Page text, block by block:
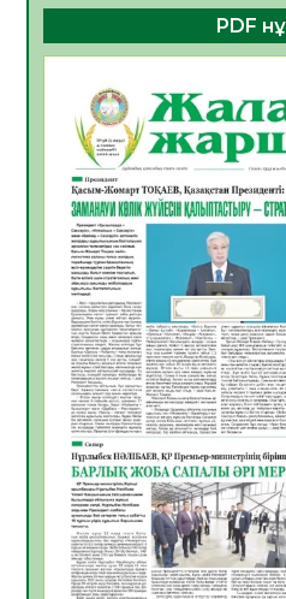
10.08.2026
Мемлекет басшысы
Тоқаевтың Абай
10.08.2026
«Жастар және заң мен
облыстық жайдарман
10.08.2026
Өңірде «Кең дала-2»
80 шаруашылық
09.08.2026
Жер ресурстары
09.08.2026
Ел игілігі үшін еңбек
құрылысшыларға
08.08.2026
ҚЫЗЫЛОРДАДА
ЖАСАҚТАРЫНЫҢ
PDF